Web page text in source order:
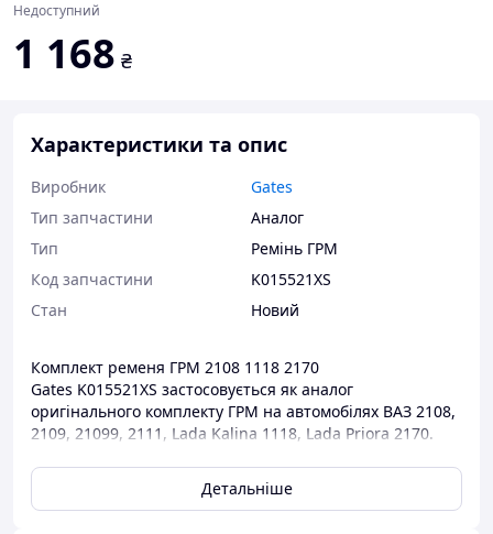
Недоступний
1 168 ₴
Характеристики та опис
Виробник
Gates
Тип запчастини
Аналог
Тип
Ремінь ГРМ
Код запчастини
K015521XS
Стан
Новий
Комплект ременя ГРМ 2108 1118 2170
Gates K015521XS застосовується як аналог
оригінального комплекту ГРМ на автомобілях ВАЗ 2108,
2109, 21099, 2111, Lada Kalina 1118, Lada Priora 2170.
Комплекти ременя ГРМ від виробника Gates мають
гарну якість і мають попит в автовласників у всьому
світі.
Детальніше